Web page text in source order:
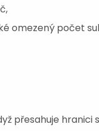
omezený počet
přesahuje hranici